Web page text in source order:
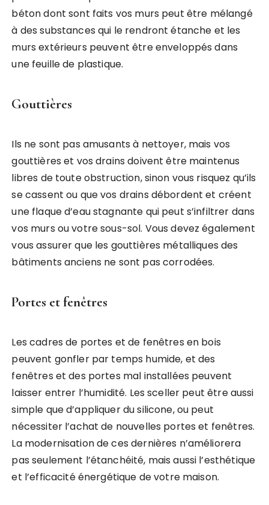
béton dont sont faits vos murs peut être mélangé
à des substances qui le rendront étanche et les
murs extérieurs peuvent être enveloppés dans
une feuille de plastique.
Gouttières
Ils ne sont pas amusants à nettoyer, mais vos
gouttières et vos drains doivent être maintenus
libres de toute obstruction, sinon vous risquez qu’ils
se cassent ou que vos drains débordent et créent
une flaque d’eau stagnante qui peut s’infiltrer dans
vos murs ou votre sous-sol. Vous devez également
vous assurer que les gouttières métalliques des
bâtiments anciens ne sont pas corrodées.
Portes et fenêtres
Les cadres de portes et de fenêtres en bois
peuvent gonfler par temps humide, et des
fenêtres et des portes mal installées peuvent
laisser entrer l’humidité. Les sceller peut être aussi
simple que d’appliquer du silicone, ou peut
nécessiter l’achat de nouvelles portes et fenêtres.
La modernisation de ces dernières n’améliorera
pas seulement l’étanchéité, mais aussi l’esthétique
et l’efficacité énergétique de votre maison.